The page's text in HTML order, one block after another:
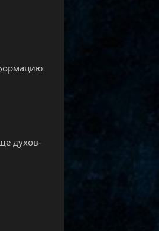
духов-